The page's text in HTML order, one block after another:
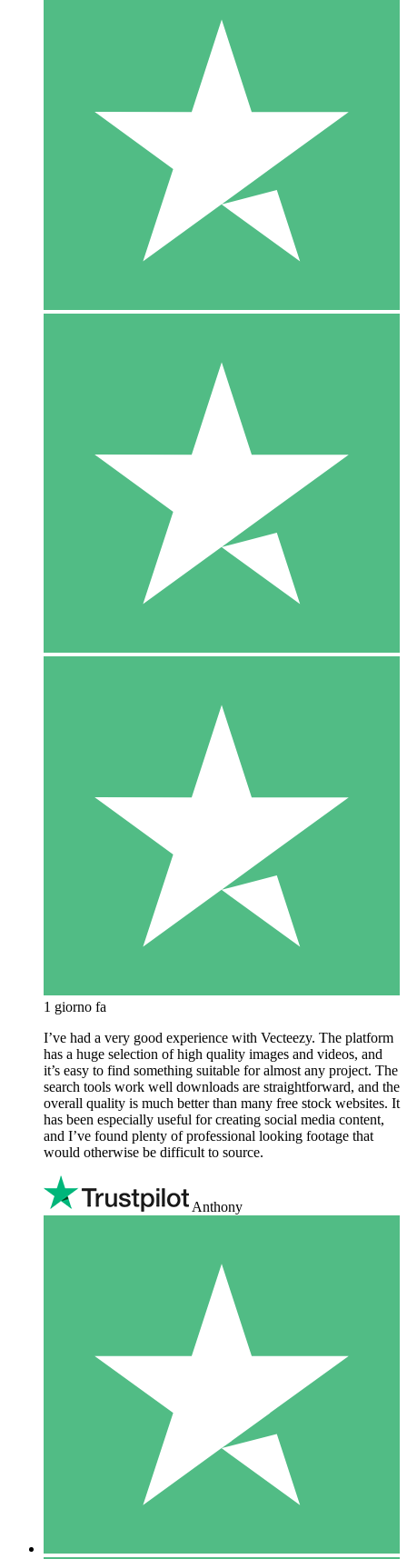
1 giorno fa
I’ve had a very good experience with Vecteezy. The platform
has a huge selection of high quality images and videos, and
it’s easy to find something suitable for almost any project. The
search tools work well downloads are straightforward, and the
overall quality is much better than many free stock websites. It
has been especially useful for creating social media content,
and I’ve found plenty of professional looking footage that
would otherwise be difficult to source.
Anthony